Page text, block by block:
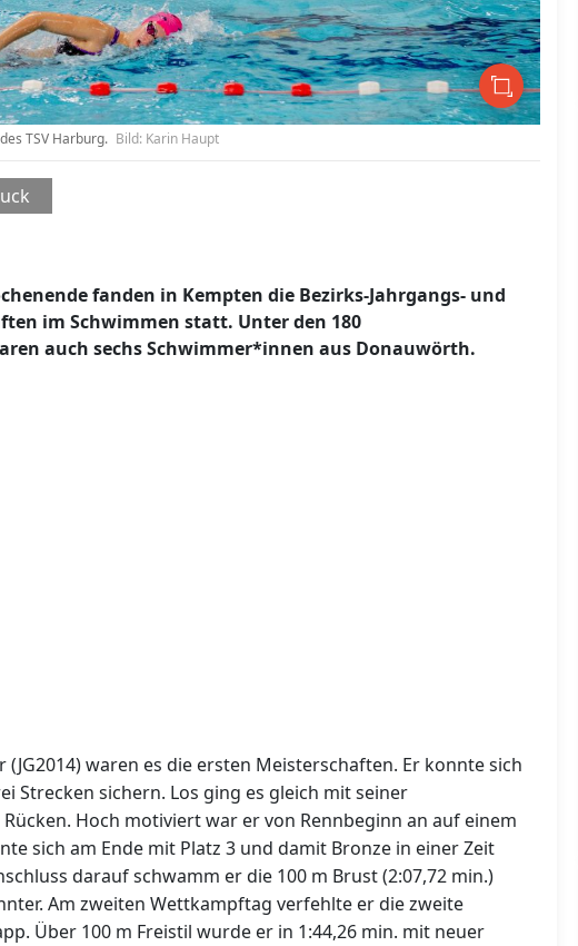
TSV Harburg. Bild: Karin Haupt
fanden in Kempten die Bezirks-Jahrgangs- und
im Schwimmen statt. Unter den 180
auch sechs Schwimmer*innen aus Donauwörth.
waren es die ersten Meisterschaften. Er konnte sich
Strecken sichern. Los ging es gleich mit seiner
Hoch motiviert war er von Rennbeginn an auf einem
sich am Ende mit Platz 3 und damit Bronze in einer Zeit
darauf schwamm er die 100 m Brust (2:07,72 min.)
Am zweiten Wettkampftag verfehlte er die zweite
Über 100 m Freistil wurde er in 1:44,26 min. mit neuer
Bauzeichner/Bautechniker
(m/w/d)